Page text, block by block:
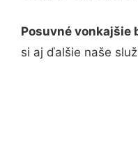
Posuvné vonkajšie
si aj ďalšie naše